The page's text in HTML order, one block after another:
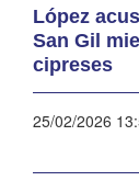
López
San Gil
cipreses
25/02/2026